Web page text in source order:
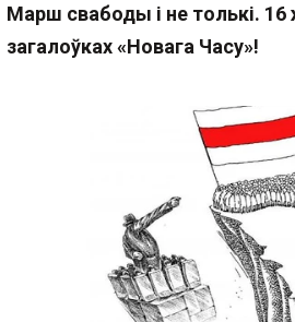
Марш свабоды і не толькі. 16
загалоўках «Новага Часу»!